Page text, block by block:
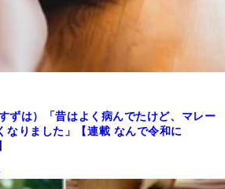
ずは）「昔はよく病んでたけど、マレー
なりました」【連載 なんで令和に